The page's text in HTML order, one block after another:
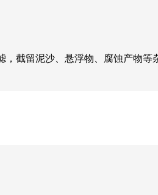
截留泥沙、悬浮物、腐蚀产物